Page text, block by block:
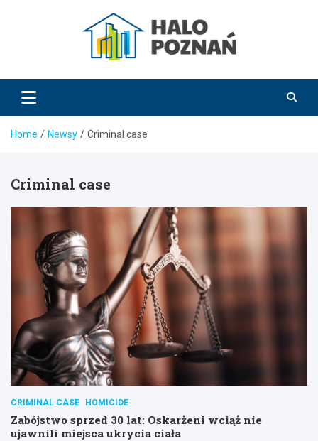
HaloPoznań.pl
Home Newsy Criminal case
Criminal case
CRIMINAL CASE HOMICIDE
Zabójstwo sprzed 30 lat: Oskarżeni wciąż nie
ujawnili miejsca ukrycia ciała